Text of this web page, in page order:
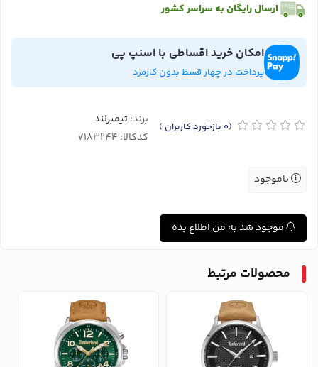
ارسال رایگان به سراسر کشور
امکان خرید اقساطی با اسنپ پی
پرداخت در چهار قسط بدون کارمزد
(0 بازخورد کاربران ) برند:تیمبرلند
کدکالا:
ناموجود
موجود شد به من اطلاع بده
محصولات مرتبط